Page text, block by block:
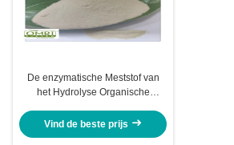
De enzymatische Meststof van
het Hydrolyse Organische
Vind de beste prijs